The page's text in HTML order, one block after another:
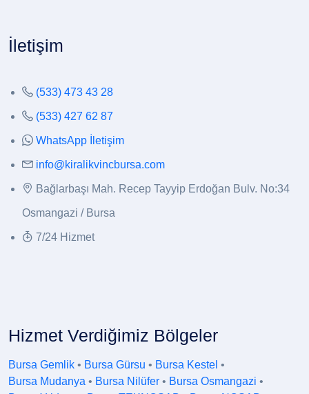
İletişim
(533) 473 43 28
(533) 427 62 87
WhatsApp İletişim
info@kiralikvincbursa.com
Bağlarbaşı Mah. Recep Tayyip Erdoğan Bulv. No:34
Osmangazi / Bursa
7/24 Hizmet
Hizmet Verdiğimiz Bölgeler
Bursa Gemlik • Bursa Gürsu • Bursa Kestel •
Bursa Mudanya • Bursa Nilüfer • Bursa Osmangazi •